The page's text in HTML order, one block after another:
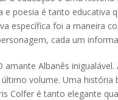
poesia é tanto educativa
específica foi a maneira
cada um
Albanês
volume. Uma
Colfer é tanto elegante